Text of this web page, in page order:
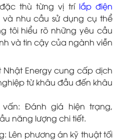
thù từng vị trí lắp điện
và nhu cầu sử dụng cụ thể
tôi hiểu rõ những yêu cầu
và tin cậy của ngành viễn
Nhật Energy cung cấp dịch
từ khâu đầu đến khâu
vấn: Đánh giá hiện trạng,
năng lượng chi tiết.
Lên phương án kỹ thuật tối